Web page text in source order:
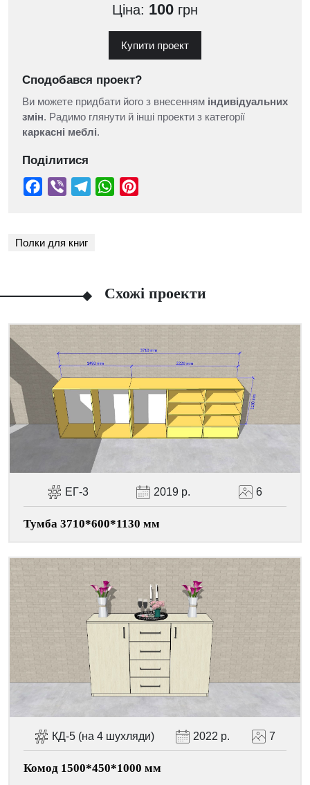
Ціна: 100 грн
Купити проект
Сподобався проект?
Ви можете придбати його з внесенням індивідуальних
змін. Радимо глянути й інші проекти з категорії
каркасні меблі.
Поділитися
Полки для книг
Схожі проекти
ЕГ-3 2019 р. 6
Тумба 3710*600*1130 мм
КД-5 (на 4 шухляди) 2022 р. 7
Комод 1500*450*1000 мм